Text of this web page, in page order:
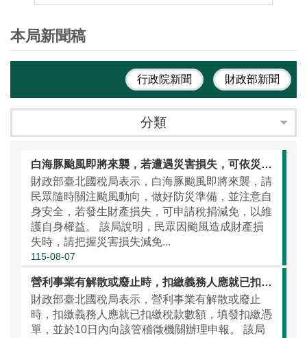
本局新聞稿
行政院新聞 財政部新聞
分類
白海豚颱風即將來襲，若遭遇災害損失，可依災損減免三步驟申請稅捐減免
財政部臺北國稅局表示，白海豚颱風即將來襲，請
民眾隨時關注颱風動向，做好防災準備，並注意自
身安全，若發生財產損失，可申請稅捐減免，以維
護自身權益。 該局說明，民眾因颱風造成財產損
失時，請把握災害損失減免...
115-08-07
營利事業有解散或廢止時，扣繳義務人應就已扣繳稅款數額，填發扣繳憑單，並於10日內辦理申報
財政部臺北國稅局表示，營利事業有解散或廢止
時，扣繳義務人應就已扣繳稅款數額，填發扣繳憑
單，並於10日內向該管稽徵機關辦理申報。 該局